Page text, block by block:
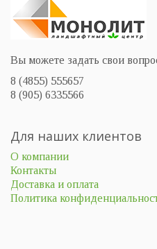
Вы можете задать свои
8 (4855) 555657
8 (905) 6335566
Для наших клиентов
О компании
Контакты
Доставка и оплата
Политика